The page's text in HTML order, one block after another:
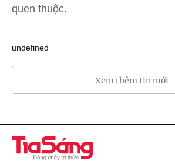
quen thuộc.
undefined
Xem thêm tin mới